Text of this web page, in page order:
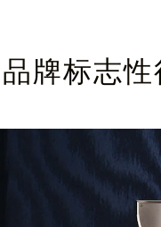
牌标志